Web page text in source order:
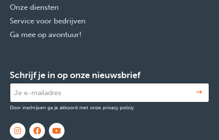
Onze diensten
Service voor bedrijven
Ga mee op avontuur!
Schrijf je in op onze nieuwsbrief
Door inschrijven ga je akkoord met onze privacy policiy